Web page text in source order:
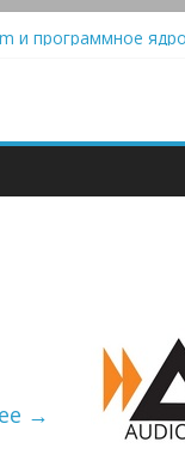
Bluetooth
и программное
→